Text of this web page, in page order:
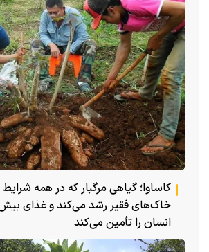
کاساوا؛ گیاهی مرگبار که در همه
خاک‌های فقیر رشد می‌کند و غذای بیش
انسان را تأمین می‌کند